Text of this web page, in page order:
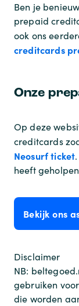
Ben je
prepaid
ook ons
creditcards
Onze
Op deze
creditcards
Neosurf ticket
heeft
Bekijk ons
Disclaimer
NB:
gebruiken
die worden